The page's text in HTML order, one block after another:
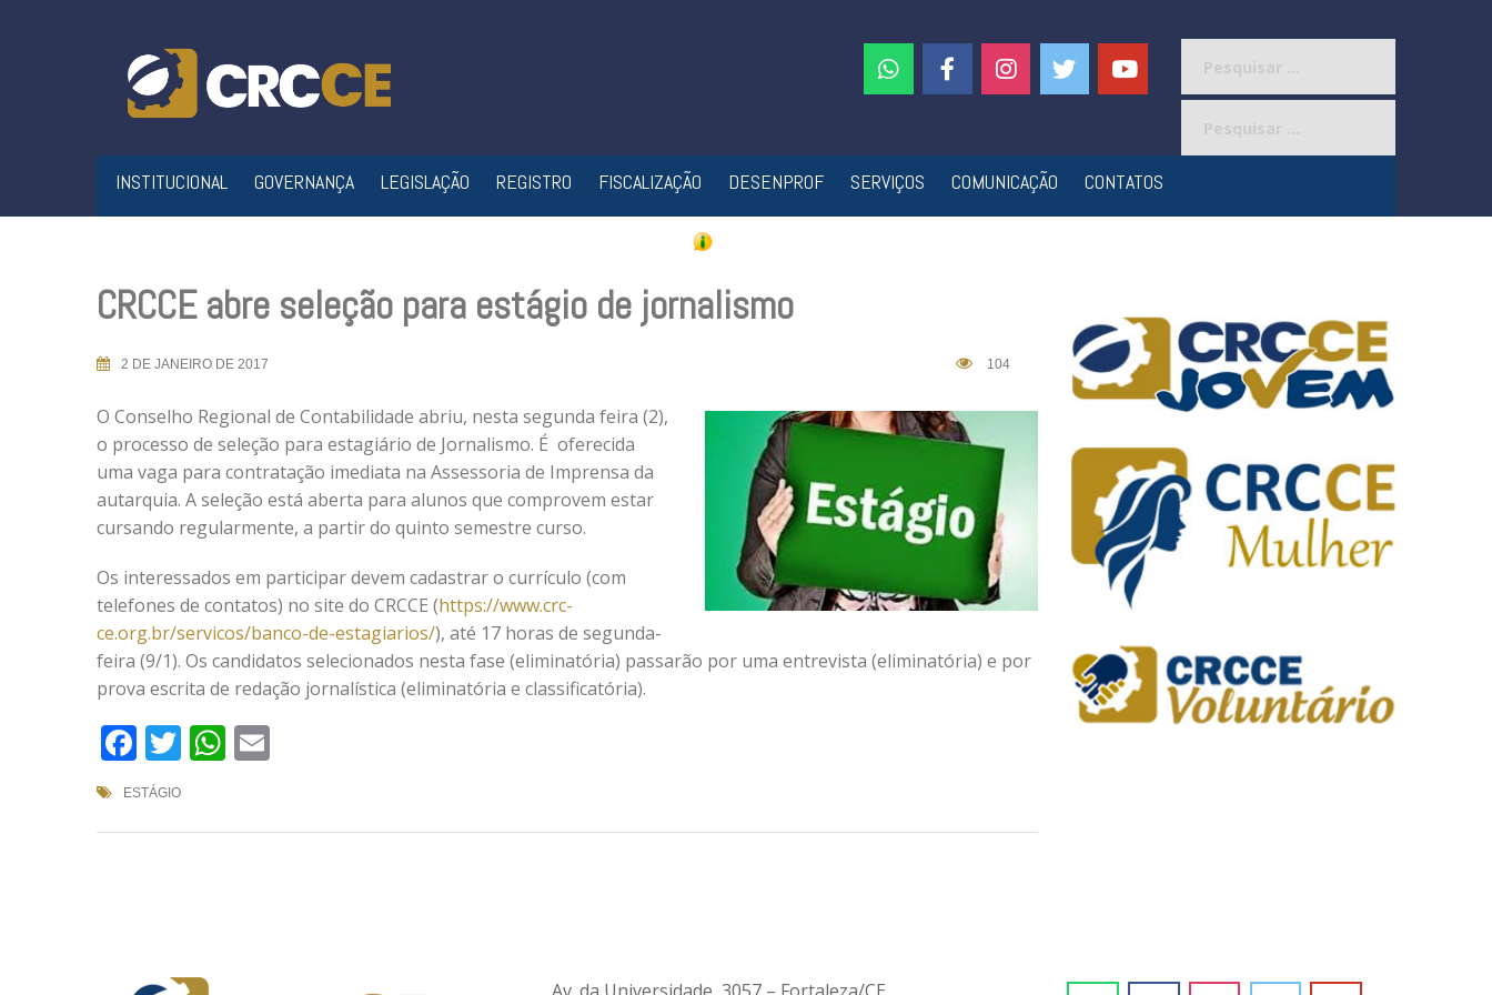
INSTITUCIONAL GOVERNANÇA LEGISLAÇÃO REGISTRO FISCALIZAÇÃO DESENPROF SERVIÇOS COMUNICAÇÃO CONTATOS
CRCCE abre seleção para estágio de jornalismo
2 DE JANEIRO DE 2017 104
O Conselho Regional de Contabilidade abriu, nesta segunda feira (2),
o processo de seleção para estagiário de Jornalismo. É oferecida
uma vaga para contratação imediata na Assessoria de Imprensa da
autarquia. A seleção está aberta para alunos que comprovem estar
cursando regularmente, a partir do quinto semestre curso.
Os interessados em participar devem cadastrar o currículo (com
telefones de contatos) no site do CRCCE (https://www.crc-
ce.org.br/servicos/banco-de-estagiarios/), até 17 horas de segunda-
feira (9/1). Os candidatos selecionados nesta fase (eliminatória) passarão por uma entrevista (eliminatória) e por
prova escrita de redação jornalística (eliminatória e classificatória).
Facebook
TwitterWhatsApp
ESTÁGIO